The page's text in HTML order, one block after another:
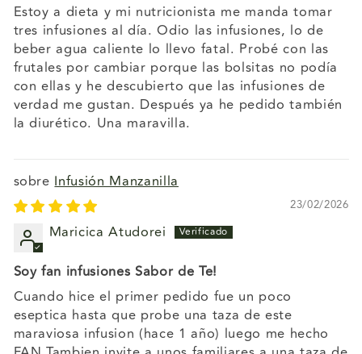
Estoy a dieta y mi nutricionista me manda tomar
tres infusiones al día. Odio las infusiones, lo de
beber agua caliente lo llevo fatal. Probé con las
frutales por cambiar porque las bolsitas no podía
con ellas y he descubierto que las infusiones de
verdad me gustan. Después ya he pedido también
la diurético. Una maravilla.
Infusión Manzanilla
23/02/2026
Maricica Atudorei
Soy fan infusiones Sabor de Te!
Cuando hice el primer pedido fue un poco
eseptica hasta que probe una taza de este
maraviosa infusion (hace 1 año) luego me hecho